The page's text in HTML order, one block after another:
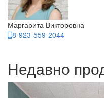
Маргарита Викторовна
8-923-559-2044
Недавно